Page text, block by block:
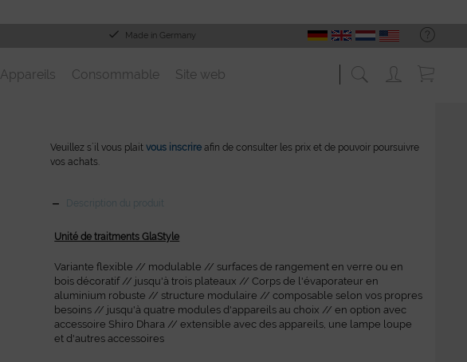
Made in Germany
Appareils Consommable Site web
Veuillez s´il vous plaitvous inscrire afin de consulter les prix et de pouvoir poursuivre
vos achats.
Description du produit
Unité de traitments GlaStyle
Variante flexible // modulable // surfaces de rangement en verre ou en
bois décoratif // jusqu'à trois plateaux // Corps de l'évaporateur en
aluminium robuste // structure modulaire // composable selon vos propres
besoins // jusqu'à quatre modules d'appareils au choix // en option avec
accessoire Shiro Dhara // extensible avec des appareils, une lampe loupe
et d'autres accessoires